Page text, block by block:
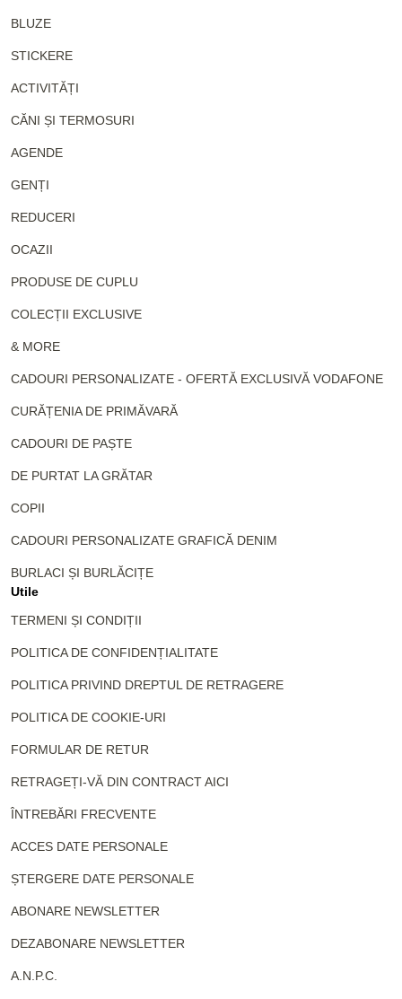
BLUZE
STICKERE
ACTIVITĂȚI
CĂNI ȘI TERMOSURI
AGENDE
GENȚI
REDUCERI
OCAZII
PRODUSE DE CUPLU
COLECȚII EXCLUSIVE
& MORE
CADOURI PERSONALIZATE - OFERTĂ EXCLUSIVĂ VODAFONE
CURĂȚENIA DE PRIMĂVARĂ
CADOURI DE PAȘTE
DE PURTAT LA GRĂTAR
COPII
CADOURI PERSONALIZATE GRAFICĂ DENIM
BURLACI ȘI BURLĂCIȚE
Utile
TERMENI ȘI CONDIȚII
POLITICA DE CONFIDENȚIALITATE
POLITICA PRIVIND DREPTUL DE RETRAGERE
POLITICA DE COOKIE-URI
FORMULAR DE RETUR
RETRAGEȚI-VĂ DIN CONTRACT AICI
ÎNTREBĂRI FRECVENTE
ACCES DATE PERSONALE
ȘTERGERE DATE PERSONALE
ABONARE NEWSLETTER
DEZABONARE NEWSLETTER
A.N.P.C.